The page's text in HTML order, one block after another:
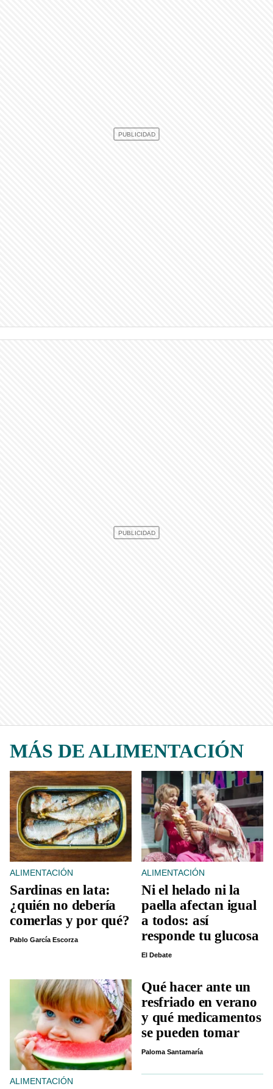
MÁS DE ALIMENTACIÓN
ALIMENTACIÓN
Sardinas en lata:
¿quién no debería
comerlas y por qué?
Pablo García Escorza
ALIMENTACIÓN
Ni el helado ni la
paella afectan igual
a todos: así
responde tu glucosa
El Debate
ALIMENTACIÓN
Qué hacer ante un
resfriado en verano
y qué medicamentos
se pueden tomar
Paloma Santamaría